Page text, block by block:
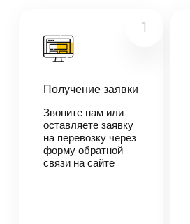
В течении 10
менеджер-
логист
свяжется с
вами,
согласует
1
Получение заявки
Звоните нам или
оставляете заявку
на перевозку через
форму обратной
связи на сайте